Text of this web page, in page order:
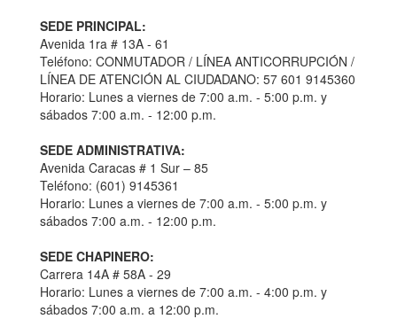
SEDE PRINCIPAL:
Avenida 1ra # 13A - 61
Teléfono: CONMUTADOR / LÍNEA ANTICORRUPCIÓN /
LÍNEA DE ATENCIÓN AL CIUDADANO: 57 601 9145360
Horario: Lunes a viernes de 7:00 a.m. - 5:00 p.m. y
sábados 7:00 a.m. - 12:00 p.m.
SEDE ADMINISTRATIVA:
Avenida Caracas # 1 Sur – 85
Teléfono: (601) 9145361
Horario: Lunes a viernes de 7:00 a.m. - 5:00 p.m. y
sábados 7:00 a.m. - 12:00 p.m.
SEDE CHAPINERO:
Carrera 14A # 58A - 29
Horario: Lunes a viernes de 7:00 a.m. - 4:00 p.m. y
sábados 7:00 a.m. a 12:00 p.m.